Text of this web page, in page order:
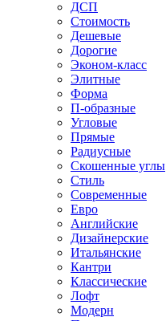
ДСП
Стоимость
Дешевые
Дорогие
Эконом-класс
Элитные
Форма
П-образные
Угловые
Прямые
Радиусные
Скошенные углы
Стиль
Современные
Евро
Английские
Дизайнерские
Итальянские
Кантри
Классические
Лофт
Модерн